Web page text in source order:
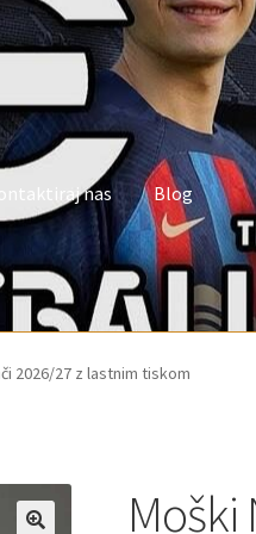
nas Blog
2026/27 z lastnim tiskom